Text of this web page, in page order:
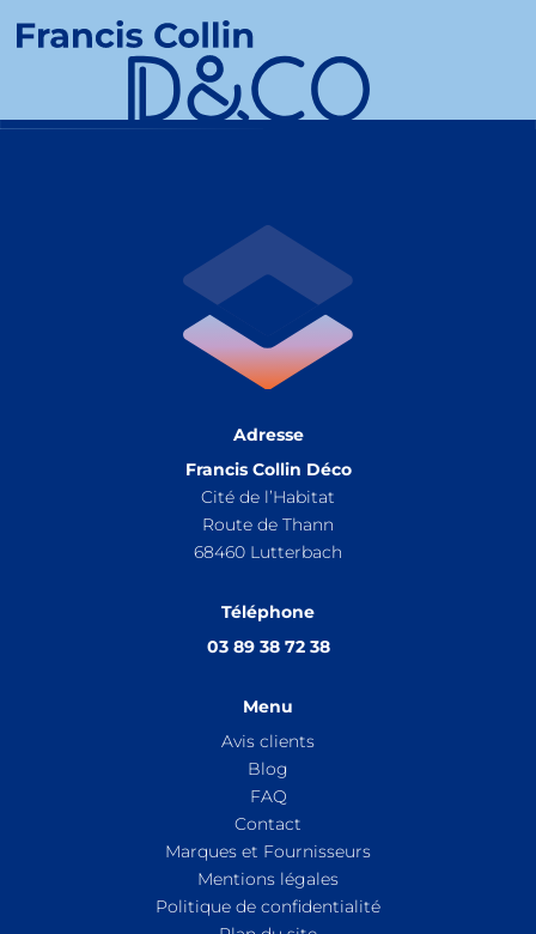
Adresse
Francis Collin Déco
Cité de l’Habitat
Route de Thann
68460 Lutterbach
Téléphone
03 89 38 72 38
Menu
Avis clients
Blog
FAQ
Contact
Marques et Fournisseurs
Mentions légales
Politique de confidentialité